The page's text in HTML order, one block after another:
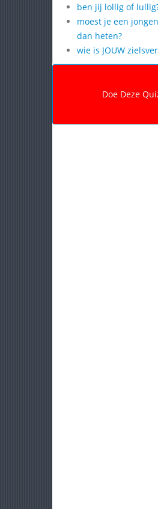
ben jij lollig of
moest je een
dan heten?
wie is JOUW